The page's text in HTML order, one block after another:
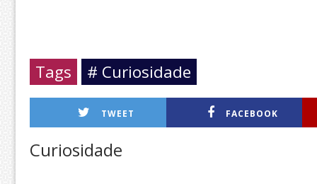
Tags # Curiosidade
TWEET FACEBOOK
Curiosidade